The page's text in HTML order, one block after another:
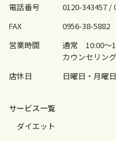
電話番号
0120-343457 /
FAX
0956-38-5882
営業時間
通常 10:00〜
カウンセリン
店休日
日曜日・月曜
サービス⼀覧
ダイエット